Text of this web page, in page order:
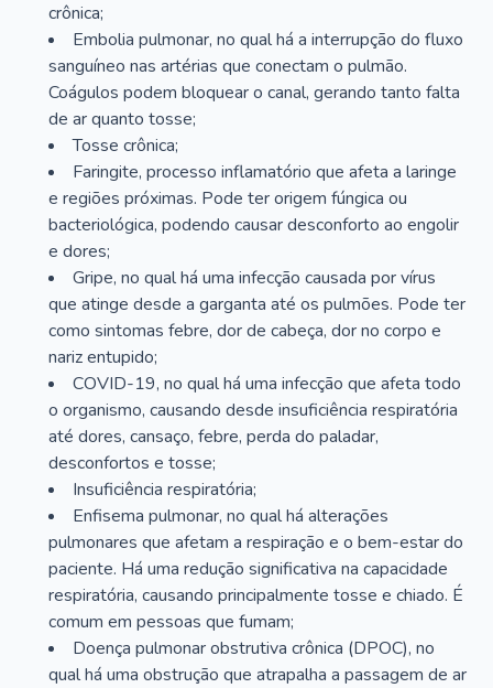
crônica;
Embolia pulmonar, no qual há a interrupção do fluxo
sanguíneo nas artérias que conectam o pulmão.
Coágulos podem bloquear o canal, gerando tanto falta
de ar quanto tosse;
Tosse crônica;
Faringite, processo inflamatório que afeta a laringe
e regiões próximas. Pode ter origem fúngica ou
bacteriológica, podendo causar desconforto ao engolir
e dores;
Gripe, no qual há uma infecção causada por vírus
que atinge desde a garganta até os pulmões. Pode ter
como sintomas febre, dor de cabeça, dor no corpo e
nariz entupido;
COVID-19, no qual há uma infecção que afeta todo
o organismo, causando desde insuficiência respiratória
até dores, cansaço, febre, perda do paladar,
desconfortos e tosse;
Insuficiência respiratória;
Enfisema pulmonar, no qual há alterações
pulmonares que afetam a respiração e o bem-estar do
paciente. Há uma redução significativa na capacidade
respiratória, causando principalmente tosse e chiado. É
comum em pessoas que fumam;
Doença pulmonar obstrutiva crônica (DPOC), no
qual há uma obstrução que atrapalha a passagem de ar